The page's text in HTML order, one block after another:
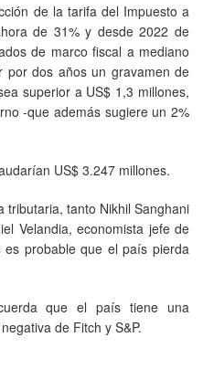
de la tarifa del Impuesto a
de 31% y desde 2022 de
de marco fiscal a mediano
por dos años un gravamen de
superior a US$ 1,3 millones,
-que además sugiere un 2%
US$ 3.247 millones.
tributaria, tanto Nikhil Sanghani
Velandia, economista jefe de
probable que el país pierda
que el país tiene una
de Fitch y S&P.